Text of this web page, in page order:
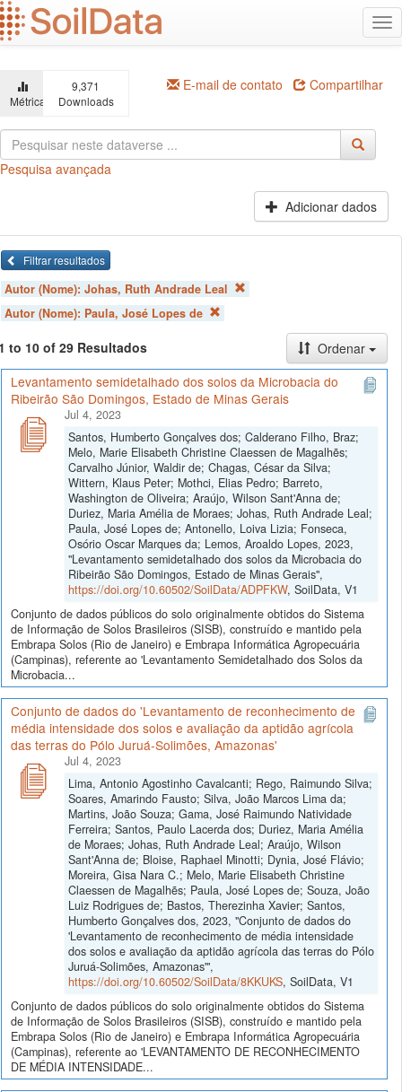
Ir
para
o
principal
Métricas
9,371
Downloads
E-mail de contato Compartilhar
Pesquisa avançada
Adicionar dados
Filtrar resultados
Autor (Nome): Johas, Ruth Andrade Leal
Autor (Nome): Paula, José Lopes de
to 10 of 29 Resultados
Ordenar
Levantamento semidetalhado dos solos da Microbacia do
Ribeirão São Domingos, Estado de Minas Gerais
Jul 4, 2023
Santos, Humberto Gonçalves dos; Calderano Filho, Braz;
Melo, Marie Elisabeth Christine Claessen de Magalhẽs;
Carvalho Júnior, Waldir de; Chagas, César da Silva;
Wittern, Klaus Peter; Mothci, Elias Pedro; Barreto,
Washington de Oliveira; Araújo, Wilson Sant'Anna de;
Duriez, Maria Amélia de Moraes; Johas, Ruth Andrade Leal;
Paula, José Lopes de; Antonello, Loiva Lizia; Fonseca,
Osório Oscar Marques da; Lemos, Aroaldo Lopes, 2023,
"Levantamento semidetalhado dos solos da Microbacia do
Ribeirão São Domingos, Estado de Minas Gerais",
https://doi.org/10.60502/SoilData/ADPFKW, SoilData, V1
Conjunto de dados públicos do solo originalmente obtidos do Sistema
de Informação de Solos Brasileiros (SISB), construído e mantido pela
Embrapa Solos (Rio de Janeiro) e Embrapa Informática Agropecuária
(Campinas), referente ao 'Levantamento Semidetalhado dos Solos da
Microbacia...
Conjunto de dados do 'Levantamento de reconhecimento de
média intensidade dos solos e avaliação da aptidão agrícola
das terras do Pólo Juruá-Solimões, Amazonas'
Jul 4, 2023
Lima, Antonio Agostinho Cavalcanti; Rego, Raimundo Silva;
Soares, Amarindo Fausto; Silva, João Marcos Lima da;
Martins, João Souza; Gama, José Raimundo Natividade
Ferreira; Santos, Paulo Lacerda dos; Duriez, Maria Amélia
de Moraes; Johas, Ruth Andrade Leal; Araújo, Wilson
Sant'Anna de; Bloise, Raphael Minotti; Dynia, José Flávio;
Moreira, Gisa Nara C.; Melo, Marie Elisabeth Christine
Claessen de Magalhẽs; Paula, José Lopes de; Souza, João
Luiz Rodrigues de; Bastos, Therezinha Xavier; Santos,
Humberto Gonçalves dos, 2023, "Conjunto de dados do
'Levantamento de reconhecimento de média intensidade
dos solos e avaliação da aptidão agrícola das terras do Pólo
Juruá-Solimões, Amazonas'",
https://doi.org/10.60502/SoilData/8KKUKS, SoilData, V1
Conjunto de dados públicos do solo originalmente obtidos do Sistema
de Informação de Solos Brasileiros (SISB), construído e mantido pela
Embrapa Solos (Rio de Janeiro) e Embrapa Informática Agropecuária
(Campinas), referente ao 'LEVANTAMENTO DE RECONHECIMENTO
DE MÉDIA INTENSIDADE...